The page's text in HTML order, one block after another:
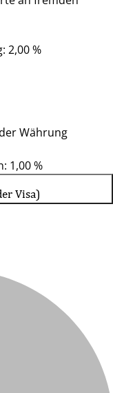
2,00 %
Währung
1,00 %
Visa)